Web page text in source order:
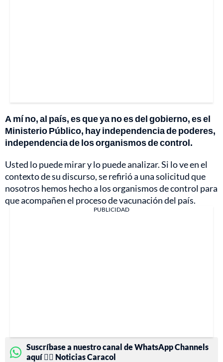
A mí no, al país, es que ya no es del gobierno, es el
Ministerio Público, hay independencia de poderes,
independencia de los organismos de control.
Usted lo puede mirar y lo puede analizar. Si lo ve en el
contexto de su discurso, se refirió a una solicitud que
nosotros hemos hecho a los organismos de control para
que acompañen el proceso de vacunación del país.
PUBLICIDAD
Suscríbase a nuestro canal de WhatsApp Channels
aquí 👉🏻 Noticias Caracol